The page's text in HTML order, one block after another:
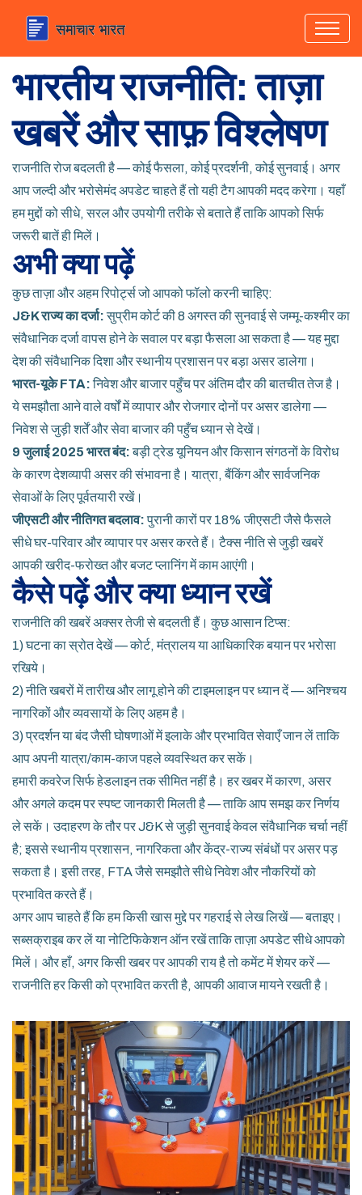
भारतीय राजनीति: ताज़ा
खबरें और साफ़ विश्लेषण
राजनीति रोज बदलती है — कोई फैसला, कोई प्रदर्शनी, कोई सुनवाई। अगर
आप जल्दी और भरोसेमंद अपडेट चाहते हैं तो यही टैग आपकी मदद करेगा। यहाँ
हम मुद्दों को सीधे, सरल और उपयोगी तरीके से बताते हैं ताकि आपको सिर्फ
जरूरी बातें ही मिलें।
अभी क्या पढ़ें
कुछ ताज़ा और अहम रिपोर्ट्स जो आपको फॉलो करनी चाहिए:
J&K राज्य का दर्जा:सुप्रीम कोर्ट की 8 अगस्त की सुनवाई से जम्मू-कश्मीर का
संवैधानिक दर्जा वापस होने के सवाल पर बड़ा फैसला आ सकता है — यह मुद्दा
देश की संवैधानिक दिशा और स्थानीय प्रशासन पर बड़ा असर डालेगा।
भारत-यूके FTA:निवेश और बाजार पहुँच पर अंतिम दौर की बातचीत तेज है।
ये समझौता आने वाले वर्षों में व्यापार और रोजगार दोनों पर असर डालेगा —
निवेश से जुड़ी शर्तें और सेवा बाजार की पहुँच ध्यान से देखें।
9 जुलाई 2025 भारत बंद:बड़ी ट्रेड यूनियन और किसान संगठनों के विरोध
के कारण देशव्यापी असर की संभावना है। यात्रा, बैंकिंग और सार्वजनिक
सेवाओं के लिए पूर्वतयारी रखें।
जीएसटी और नीतिगत बदलाव:पुरानी कारों पर 18% जीएसटी जैसे फैसले
सीधे घर-परिवार और व्यापार पर असर करते हैं। टैक्स नीति से जुड़ी खबरें
आपकी खरीद-फरोख्त और बजट प्लानिंग में काम आएंगी।
कैसे पढ़ें और क्या ध्यान रखें
राजनीति की खबरें अक्सर तेजी से बदलती हैं। कुछ आसान टिप्स:
1) घटना का स्रोत देखें — कोर्ट, मंत्रालय या आधिकारिक बयान पर भरोसा
रखिये।
2) नीति खबरों में तारीख और लागू होने की टाइमलाइन पर ध्यान दें — अनिश्चय
नागरिकों और व्यवसायों के लिए अहम है।
3) प्रदर्शन या बंद जैसी घोषणाओं में इलाके और प्रभावित सेवाएँ जान लें ताकि
आप अपनी यात्रा/काम-काज पहले व्यवस्थित कर सकें।
हमारी कवरेज सिर्फ हेडलाइन तक सीमित नहीं है। हर खबर में कारण, असर
और अगले कदम पर स्पष्ट जानकारी मिलती है — ताकि आप समझ कर निर्णय
ले सकें। उदाहरण के तौर पर J&K से जुड़ी सुनवाई केवल संवैधानिक चर्चा नहीं
है; इससे स्थानीय प्रशासन, नागरिकता और केंद्र-राज्य संबंधों पर असर पड़
सकता है। इसी तरह, FTA जैसे समझौते सीधे निवेश और नौकरियों को
प्रभावित करते हैं।
अगर आप चाहते हैं कि हम किसी खास मुद्दे पर गहराई से लेख लिखें — बताइए।
सब्सक्राइब कर लें या नोटिफिकेशन ऑन रखें ताकि ताज़ा अपडेट सीधे आपको
मिलें। और हाँ, अगर किसी खबर पर आपकी राय है तो कमेंट में शेयर करें —
राजनीति हर किसी को प्रभावित करती है, आपकी आवाज मायने रखती है।